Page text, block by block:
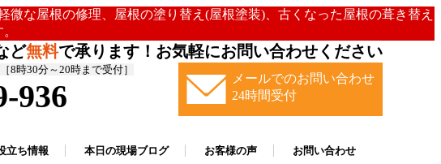
な屋根の修理、屋根の塗り替え(屋根塗装)、古くなった屋根の葺き替え
ど無料で承ります！お気軽にお問い合わせください
8時30分～20時まで受付］
936
メールでのお問い合わせ
24時間受付
立ち情報 本日の現場ブログ お客様の声 お問い合わせ